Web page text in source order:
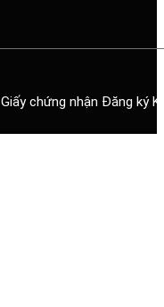
Giấy chứng nhận Đăng ký